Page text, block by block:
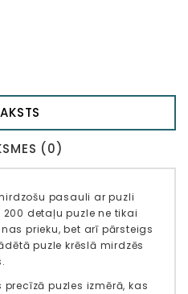
(0)
pasauli ar puzli
200 detaļu puzle ne tikai
prieku, bet arī pārsteigs
puzle krēslā mirdzēs
puzles izmērā, kas